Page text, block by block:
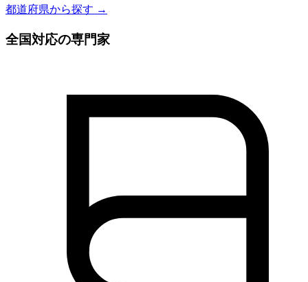
都道府県から探す →
全国対応の専門家